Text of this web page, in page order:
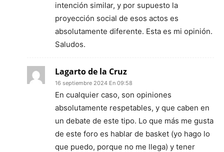
intención similar, y por supuesto la
proyección social de esos actos es
absolutamente diferente. Esta es mi opinión.
Saludos.
Lagarto de la Cruz
16 septiembre 2024 En 09:58
En cualquier caso, son opiniones
absolutamente respetables, y que caben en
un debate de este tipo. Lo que más me gusta
de este foro es hablar de basket (yo hago lo
que puedo, porque no me llega) y tener